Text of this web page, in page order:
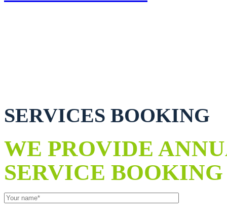
SERVICES BOOKING
WE PROVIDE
SERVICE BOOKING